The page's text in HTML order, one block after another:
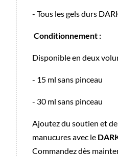
- Tous les gels durs
Conditionnement :
Disponible en deux
- 15 ml sans pinceau
- 30 ml sans pinceau
Ajoutez du soutien et
manucures avec le
Commandez dès